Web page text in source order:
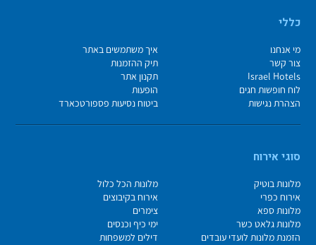
כללי
מי אנחנו
איך משתמשים באתר
צור קשר
תיק ההזמנות
Israel Hotels
תקנון אתר
לוח חופשות חגים
הופעות
הצהרת נגישות
ביטוח נסיעות פספורטכארד
סוגי אירוח
מלונות בוטיק
מלונות הכל כלול
אירוח כפרי
אירוח בקיבוצים
מלונות ספא
צימרים
מלונות גלאט כשר
ימי כיף וכנסים
הזמנת מלונות לועדי עובדים
דילים למשפחות